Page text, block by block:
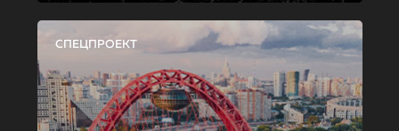
СПЕЦПРОЕКТ